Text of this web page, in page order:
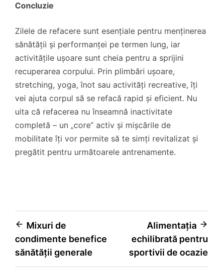
Concluzie
Zilele de refacere sunt esențiale pentru menținerea
sănătății și performanței pe termen lung, iar
activitățile ușoare sunt cheia pentru a sprijini
recuperarea corpului. Prin plimbări ușoare,
stretching, yoga, înot sau activități recreative, îți
vei ajuta corpul să se refacă rapid și eficient. Nu
uita că refacerea nu înseamnă inactivitate
completă – un „core” activ și mișcările de
mobilitate îți vor permite să te simți revitalizat și
pregătit pentru următoarele antrenamente.
Navigare
în
articole
Mixuri de
condimente benefice
sănătății generale
Alimentația
echilibrată pentru
sportivii de ocazie